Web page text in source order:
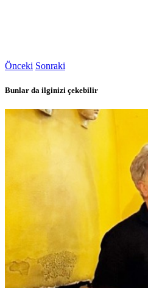
Önceki Sonraki
Bunlar da ilginizi çekebilir